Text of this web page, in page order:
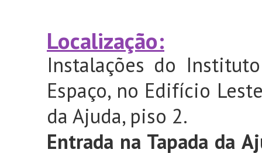
Localização:
Instalações do
Espaço, no Edifício
da Ajuda, piso 2.
Entrada na Tapada da